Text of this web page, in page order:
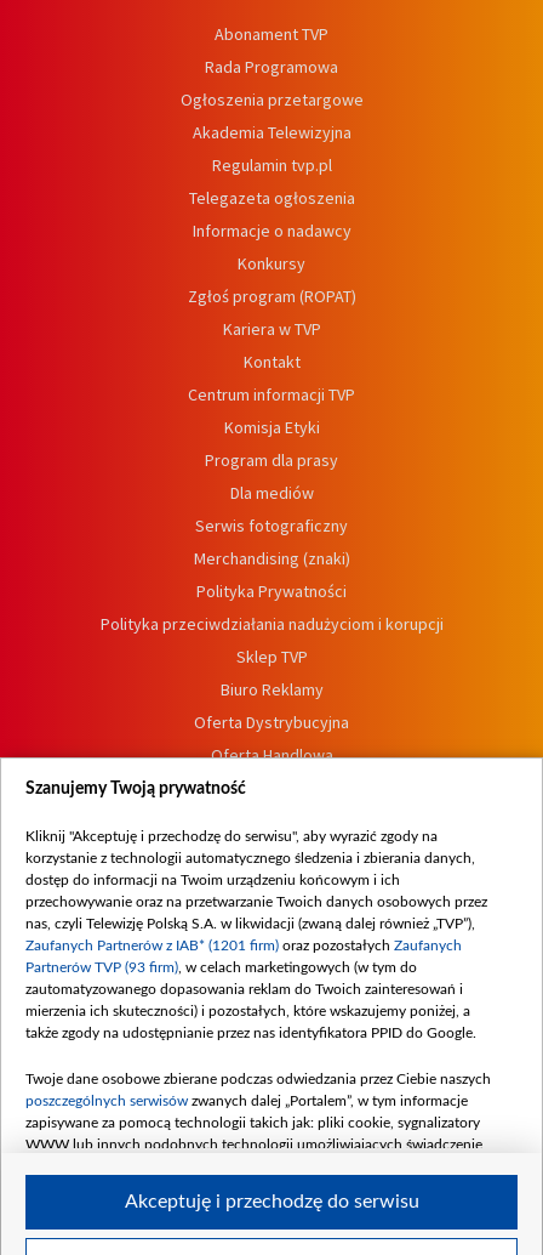
Abonament TVP
Rada Programowa
Ogłoszenia przetargowe
Akademia Telewizyjna
Regulamin tvp.pl
Telegazeta ogłoszenia
Informacje o nadawcy
Konkursy
Zgłoś program (ROPAT)
Kariera w TVP
Kontakt
Centrum informacji TVP
Komisja Etyki
Program dla prasy
Dla mediów
Serwis fotograficzny
Merchandising (znaki)
Polityka Prywatności
Polityka przeciwdziałania nadużyciom i korupcji
Sklep TVP
Biuro Reklamy
Oferta Dystrybucyjna
Oferta Handlowa
Dostępność
Procedura zgłoszeń wewnętrznych
Szanujemy Twoją prywatność
Kliknij "Akceptuję i przechodzę do serwisu", aby wyrazić zgody na
korzystanie z technologii automatycznego śledzenia i zbierania danych,
dostęp do informacji na Twoim urządzeniu końcowym i ich
przechowywanie oraz na przetwarzanie Twoich danych osobowych przez
nas, czyli Telewizję Polską S.A. w likwidacji (zwaną dalej również „TVP”),
Zaufanych Partnerów z IAB* (1201 firm) oraz pozostałych Zaufanych
Partnerów TVP (93 firm) , w celach marketingowych (w tym do
zautomatyzowanego dopasowania reklam do Twoich zainteresowań i
mierzenia ich skuteczności) i pozostałych, które wskazujemy poniżej, a
także zgody na udostępnianie przez nas identyfikatora PPID do Google.
Twoje dane osobowe zbierane podczas odwiedzania przez Ciebie naszych
poszczególnych serwisów zwanych dalej „Portalem”, w tym informacje
zapisywane za pomocą technologii takich jak: pliki cookie, sygnalizatory
WWW lub innych podobnych technologii umożliwiających świadczenie
Akceptuję i przechodzę do serwisu